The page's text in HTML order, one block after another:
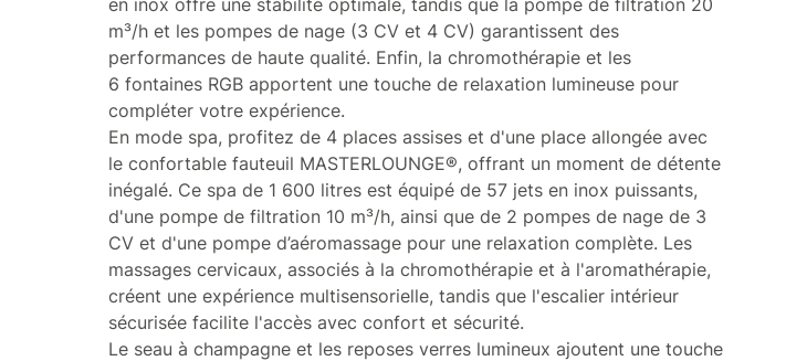
en inox offre une stabilité optimale, tandis que la pompe de filtration 20
m³/h et les pompes de nage (3 CV et 4 CV) garantissent des
performances de haute qualité. Enfin, la chromothérapie et les
6 fontaines RGB apportent une touche de relaxation lumineuse pour
compléter votre expérience.
En mode spa, profitez de 4 places assises et d'une place allongée avec
le confortable fauteuil MASTERLOUNGE®, offrant un moment de détente
inégalé. Ce spa de 1 600 litres est équipé de 57 jets en inox puissants,
d'une pompe de filtration 10 m³/h, ainsi que de 2 pompes de nage de 3
CV et d'une pompe d’aéromassage pour une relaxation complète. Les
massages cervicaux, associés à la chromothérapie et à l'aromathérapie,
créent une expérience multisensorielle, tandis que l'escalier intérieur
sécurisée facilite l'accès avec confort et sécurité.
Le seau à champagne et les reposes verres lumineux ajoutent une touche